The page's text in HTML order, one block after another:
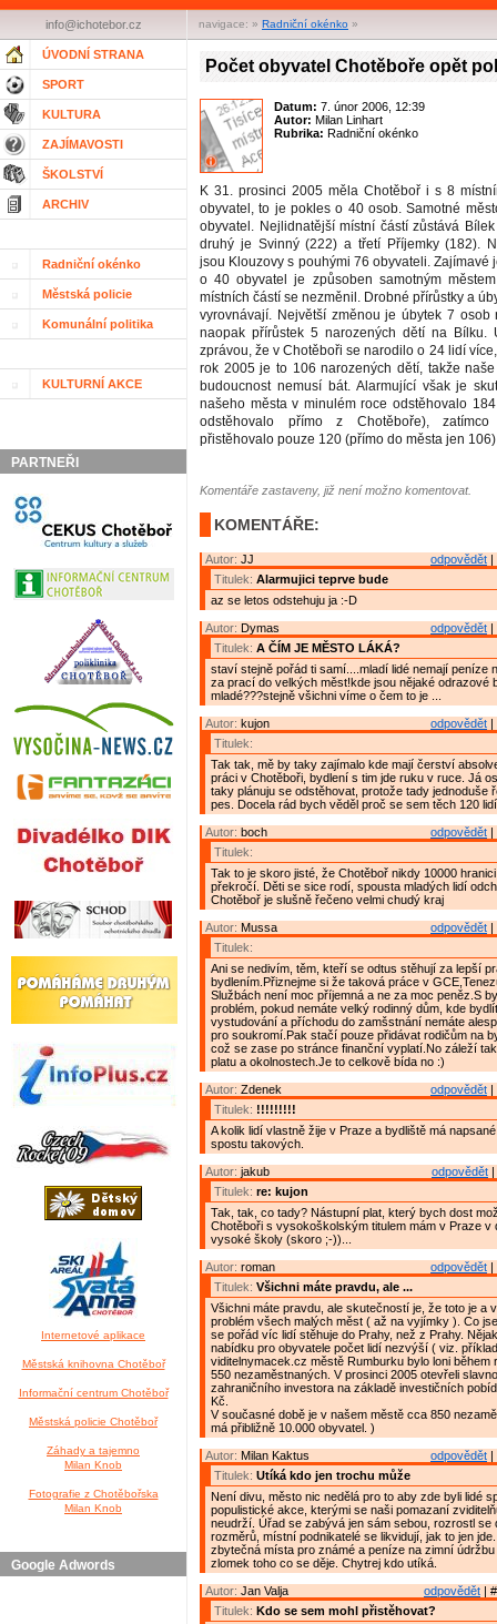
navigace: » Radniční okénko »
info@ichotebor.cz
ÚVODNÍ STRANA
SPORT
KULTURA
ZAJÍMAVOSTI
ŠKOLSTVÍ
ARCHIV
Radniční okénko
Městská policie
Komunální politika
KULTURNÍ AKCE
PARTNEŘI
Internetové aplikace
Městská knihovna Chotěboř
Informační centrum Chotěboř
Městská policie Chotěboř
Záhady a tajemno
Milan Knob
Fotografie z Chotěbořska
Milan Knob
Google Adwords
Počet obyvatel Chotěboře opět
Datum: 7. únor 2006, 12:39
Autor: Milan Linhart
Rubrika: Radniční okénko
K 31. prosinci 2005 měla Chotěboř i s 8
obyvatel, to je pokles o 40 osob. Samotné
obyvatel. Nejlidnatější místní částí zůstává
druhý je Svinný (222) a třetí Příjemky (182).
jsou Klouzovy s pouhými 76 obyvateli. Zajímavé
o 40 obyvatel je způsoben samotným
místních částí se nezměnil. Drobné přírůstky a
vyrovnávají. Největší změnou je úbytek 7 osob
naopak přírůstek 5 narozených dětí na Bílku.
zprávou, že v Chotěboři se narodilo o 24 lidí
rok 2005 je to 106 narozených dětí, takže
budoucnost nemusí bát. Alarmující však je
našeho města v minulém roce odstěhovalo
odstěhovalo přímo z Chotěboře),
přistěhovalo pouze 120 (přímo do města jen
Komentáře zastaveny, již není možno komentovat.
KOMENTÁŘE:
odpovědět |
Autor: JJ
Titulek: Alarmujici teprve bude
az se letos odstehuju ja :-D
odpovědět |
Autor: Dymas
Titulek: A ČÍM JE MĚSTO LÁKÁ?
staví stejně pořád ti samí....mladí lidé nemají peníze
za prací do velkých měst!kde jsou nějaké odrazové
mladé???stejně všichni víme o čem to je ...
odpovědět |
Autor: kujon
Titulek:
Tak tak, mě by taky zajímalo kde mají čerství
práci v Chotěboři, bydlení s tim jde ruku v ruce. Já
taky plánuju se odstěhovat, protože tady jednoduše
pes. Docela rád bych věděl proč se sem těch 120
odpovědět |
Autor: boch
Titulek:
Tak to je skoro jisté, že Chotěboř nikdy 10000
překročí. Děti se sice rodí, spousta mladých lidí
Chotěboř je slušně řečeno velmi chudý kraj
odpovědět |
Autor: Mussa
Titulek:
Ani se nedivím, těm, kteří se odtus stěhují za lepší
bydlením.Přiznejme si že taková práce v
Službách není moc příjemná a ne za moc peněz.S
problém, pokud nemáte velký rodinný dům, kde
vystudování a příchodu do zamšstnání nemáte
pro soukromí.Pak stačí pouze přidávat rodičům na
což se zase po stránce finanční vyplatí.No záleží
platu a okolnostech.Je to celkově bída no :)
odpovědět |
Autor: Zdenek
Titulek: !!!!!!!!!
A kolik lidí vlastně žije v Praze a bydliště má
spostu takových.
odpovědět
Autor: jakub
Titulek: re: kujon
Tak, tak, co tady? Nástupní plat, který bych dost
Chotěboři s vysokoškolským titulem mám v Praze v
vysoké školy (skoro ;-))...
odpovědět |
Autor: roman
Titulek: Všichni máte pravdu, ale ...
Všichni máte pravdu, ale skutečností je, že toto je a
problém všech malých měst ( až na vyjímky ). Co
se pořád víc lidí stěhuje do Prahy, než z Prahy.
nabídku pro obyvatele počet lidí nezvýší ( viz.
viditelnymacek.cz městě Rumburku bylo loni během
550 nezaměstnaných. V prosinci 2005 otevřeli
zahraničního investora na základě investičních
Kč.
V současné době je v našem městě cca 850
má přibližně 10.000 obyvatel. )
odpovědět |
Autor: Milan Kaktus
Titulek: Utíká kdo jen trochu může
Není divu, město nic nedělá pro to aby zde byli lidé
populistické akce, kterými se naši pomazaní
neudrží. Úřad se zabývá jen sám sebou, rozrostl se
rozměrů, místní podnikatelé se likvidují, jak to jen
zbytečná místa pro známé a peníze na zimní údržbu
zlomek toho co se děje. Chytrej kdo utíká.
odpovědět |
Autor: Jan Valja
Titulek: Kdo se sem mohl přistěhovat?